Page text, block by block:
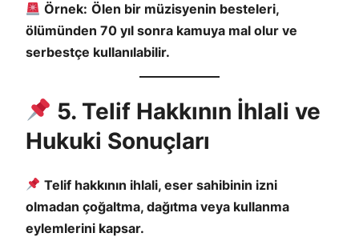
Örnek: Ölen bir müzisyenin besteleri,
ölümünden 70 yıl sonra kamuya mal olur ve
serbestçe kullanılabilir.
5. Telif Hakkının İhlali ve
Hukuki Sonuçları
Telif hakkının ihlali, eser sahibinin izni
olmadan çoğaltma, dağıtma veya kullanma
eylemlerini kapsar.